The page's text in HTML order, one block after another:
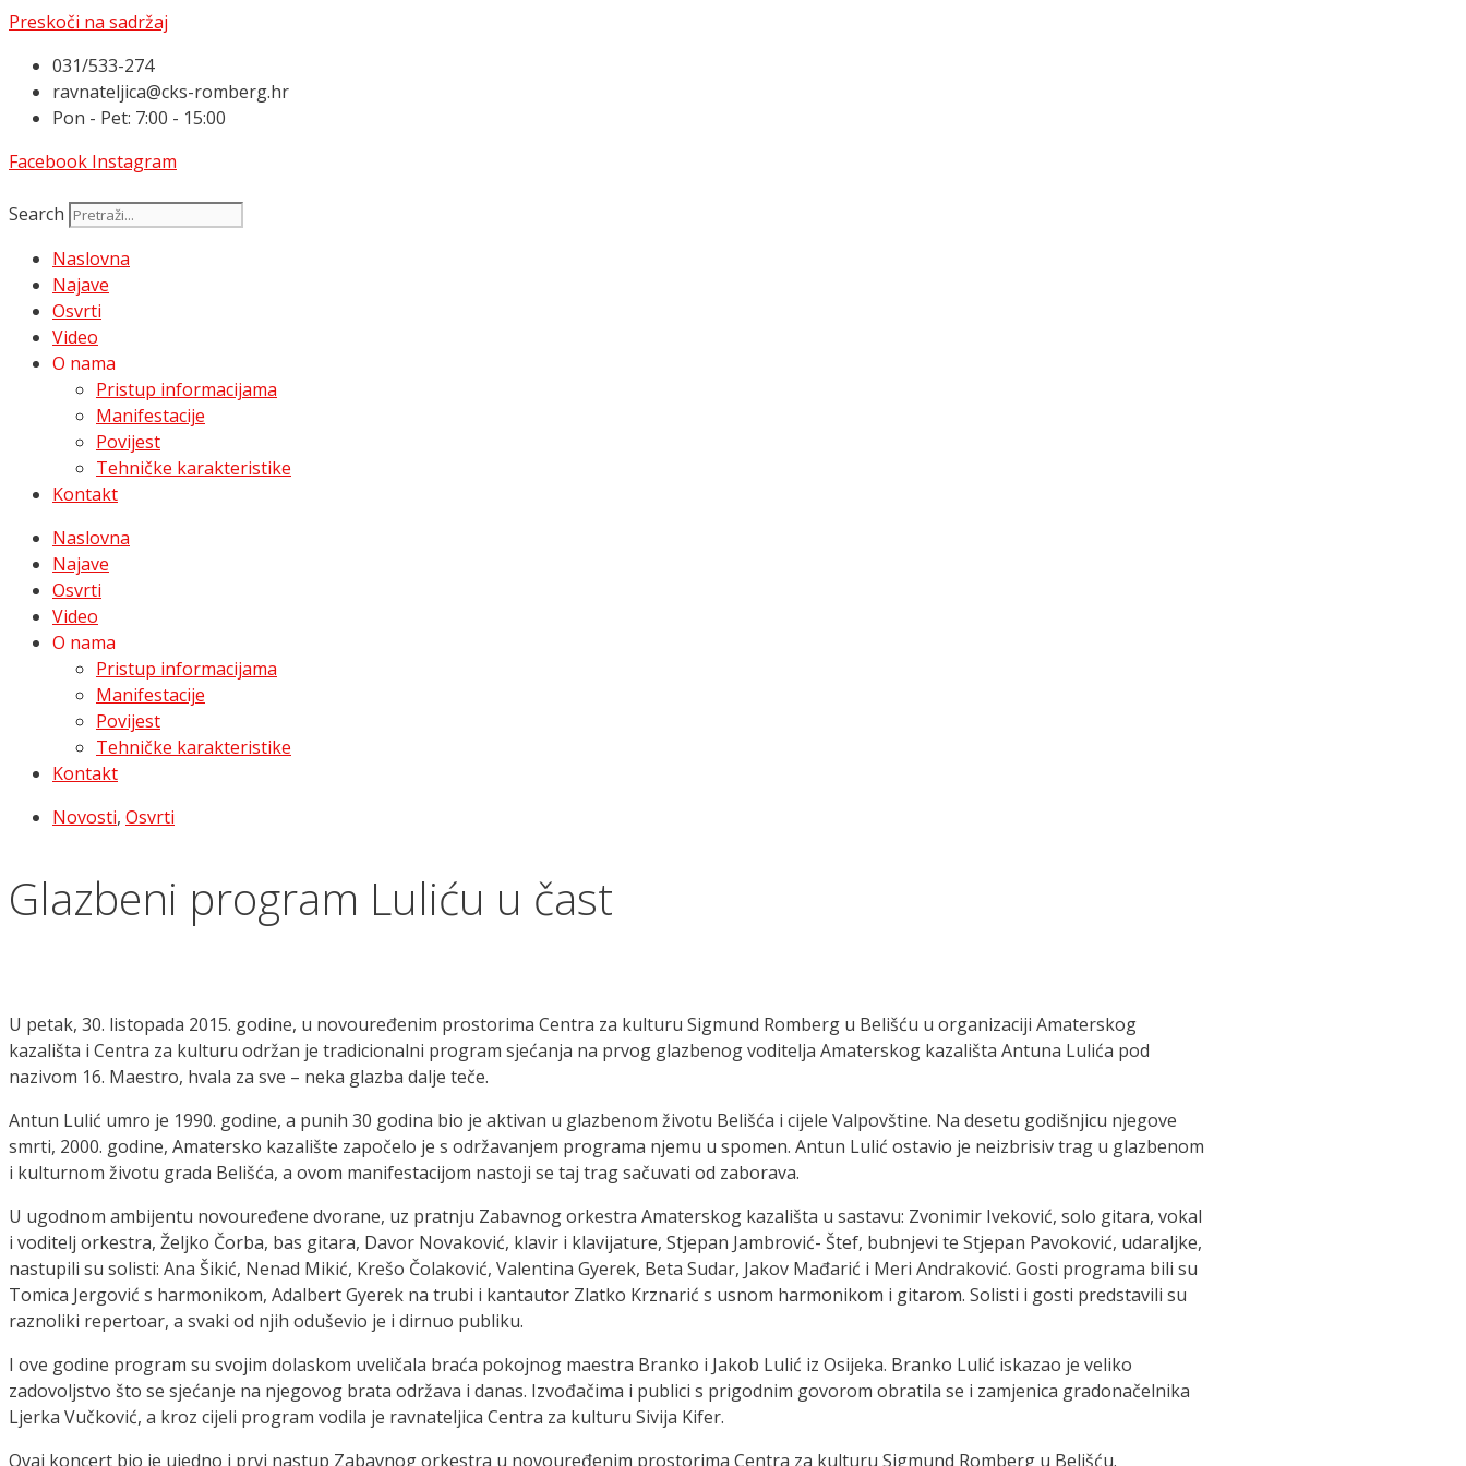
Preskoči na sadržaj
031/533-274
ravnateljica@cks-romberg.hr
Pon - Pet: 7:00 - 15:00
Facebook Instagram
Search
Naslovna
Najave
Osvrti
Video
O nama
Pristup informacijama
Manifestacije
Povijest
Tehničke karakteristike
Kontakt
Naslovna
Najave
Osvrti
Video
O nama
Pristup informacijama
Manifestacije
Povijest
Tehničke karakteristike
Kontakt
Novosti, Osvrti
Glazbeni program Luliću u čast
U petak, 30. listopada 2015. godine, u novouređenim prostorima Centra za kulturu Sigmund Romberg u Belišću u organizaciji Amaterskog
kazališta i Centra za kulturu održan je tradicionalni program sjećanja na prvog glazbenog voditelja Amaterskog kazališta Antuna Lulića pod
nazivom 16. Maestro, hvala za sve – neka glazba dalje teče.
Antun Lulić umro je 1990. godine, a punih 30 godina bio je aktivan u glazbenom životu Belišća i cijele Valpovštine. Na desetu godišnjicu njegove
smrti, 2000. godine, Amatersko kazalište započelo je s održavanjem programa njemu u spomen. Antun Lulić ostavio je neizbrisiv trag u glazbenom
i kulturnom životu grada Belišća, a ovom manifestacijom nastoji se taj trag sačuvati od zaborava.
U ugodnom ambijentu novouređene dvorane, uz pratnju Zabavnog orkestra Amaterskog kazališta u sastavu: Zvonimir Iveković, solo gitara, vokal
i voditelj orkestra, Željko Čorba, bas gitara, Davor Novaković, klavir i klavijature, Stjepan Jambrović- Štef, bubnjevi te Stjepan Pavoković, udaraljke,
nastupili su solisti: Ana Šikić, Nenad Mikić, Krešo Čolaković, Valentina Gyerek, Beta Sudar, Jakov Mađarić i Meri Andraković. Gosti programa bili su
Tomica Jergović s harmonikom, Adalbert Gyerek na trubi i kantautor Zlatko Krznarić s usnom harmonikom i gitarom. Solisti i gosti predstavili su
raznoliki repertoar, a svaki od njih oduševio je i dirnuo publiku.
I ove godine program su svojim dolaskom uveličala braća pokojnog maestra Branko i Jakob Lulić iz Osijeka. Branko Lulić iskazao je veliko
zadovoljstvo što se sjećanje na njegovog brata održava i danas. Izvođačima i publici s prigodnim govorom obratila se i zamjenica gradonačelnika
Ljerka Vučković, a kroz cijeli program vodila je ravnateljica Centra za kulturu Sivija Kifer.
Ovaj koncert bio je ujedno i prvi nastup Zabavnog orkestra u novouređenim prostorima Centra za kulturu Sigmund Romberg u Belišću.